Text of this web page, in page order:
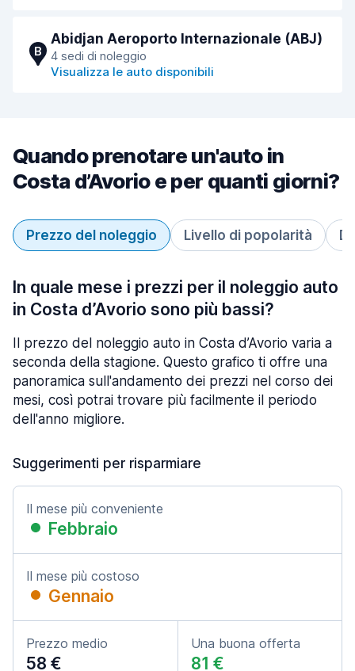
B
Abidjan Aeroporto Internazionale (ABJ)
4 sedi di noleggio
Visualizza le auto disponibili
Quando prenotare un'auto in
Costa d’Avorio e per quanti giorni?
Prezzo del noleggio Livello di popolarità
In quale mese i prezzi per il noleggio auto
in Costa d’Avorio sono più bassi?
Il prezzo del noleggio auto in Costa d’Avorio varia a
seconda della stagione. Questo grafico ti offre una
panoramica sull'andamento dei prezzi nel corso dei
mesi, così potrai trovare più facilmente il periodo
dell'anno migliore.
Suggerimenti per risparmiare
Il mese più conveniente
Febbraio
Il mese più costoso
Gennaio
Prezzo medio
58 €
Una buona offerta
81 €